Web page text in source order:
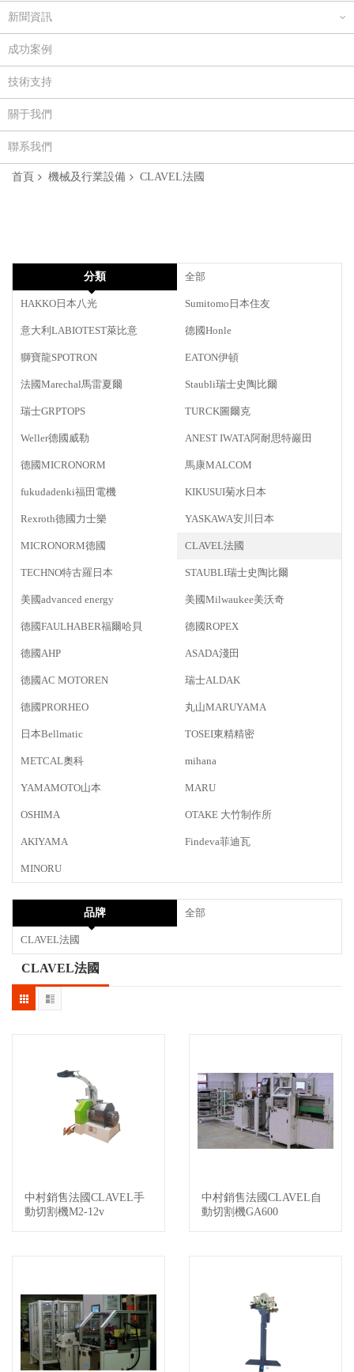
新聞資訊
成功案例
技術支持
關于我們
聯系我們
首頁 機械及行業設備 CLAVEL法國
分類 全部
HAKKO日本八光 Sumitomo日本住友
意大利LABIOTEST萊比意 德國Honle
獅寶龍SPOTRON EATON伊頓
法國Marechal馬雷夏爾 Staubli瑞士史陶比爾
瑞士GRPTOPS TURCK圖爾克
Weller德國威勒 ANEST IWATA阿耐思特巖田
德國MICRONORM 馬康MALCOM
fukudadenki福田電機 KIKUSUI菊水日本
Rexroth德國力士樂 YASKAWA安川日本
MICRONORM德國 CLAVEL法國
TECHNO特古羅日本 STAUBLI瑞士史陶比爾
美國advanced energy 美國Milwaukee美沃奇
德國FAULHABER福爾哈貝 德國ROPEX
德國AHP ASADA淺田
德國AC MOTOREN 瑞士ALDAK
德國PRORHEO 丸山MARUYAMA
日本Bellmatic TOSEI東精精密
METCAL奧科 mihana
YAMAMOTO山本 MARU
OSHIMA OTAKE 大竹制作所
AKIYAMA Findeva菲迪瓦
MINORU
品牌 全部
CLAVEL法國
CLAVEL法國
查看詳情
中村銷售法國CLAVEL手
動切割機M2-12v
查看詳情
中村銷售法國CLAVEL自
動切割機GA600